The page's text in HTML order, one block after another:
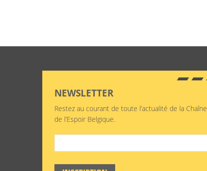
NEWSLETTER
Restez au courant de toute l’actualité de la Chaîne
de l’Espoir Belgique.